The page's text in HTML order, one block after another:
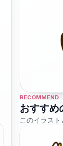
RECOMMEND
おすすめ
このイラス